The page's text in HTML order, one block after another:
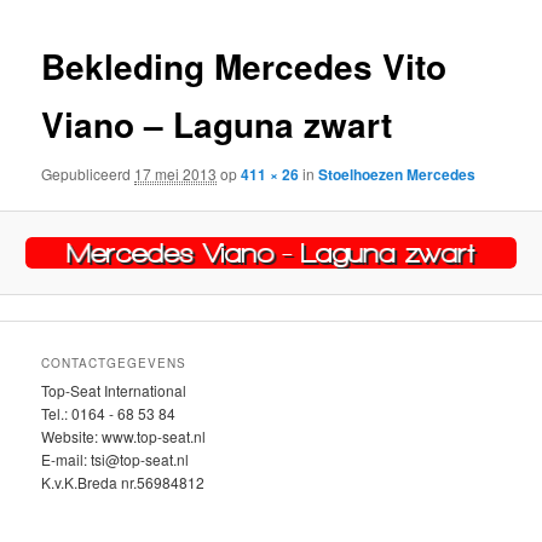
Bekleding Mercedes Vito
Viano – Laguna zwart
Gepubliceerd 17 mei 2013 op411 × 26inStoelhoezen Mercedes
CONTACTGEGEVENS
Top-Seat International
Tel.: 0164 - 68 53 84
Website: www.top-seat.nl
E-mail: tsi@top-seat.nl
K.v.K.Breda nr.56984812